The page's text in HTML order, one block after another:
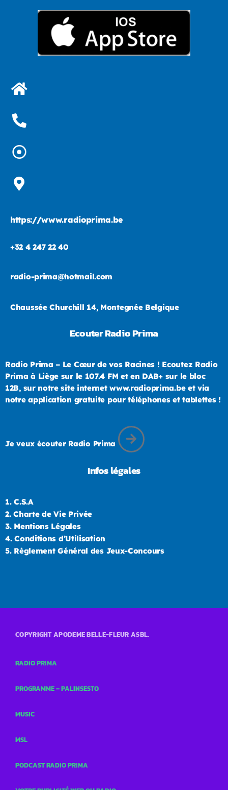
https://www.radioprima.be
+32 4 247 22 40
radio-prima@hotmail.com
Chaussée Churchill 14, Montegnée Belgique
Ecouter Radio Prima
Radio Prima – Le Cœur de vos Racines ! Ecoutez Radio
Prima à Liège sur le 107.4 FM et en DAB+ sur le bloc
12B, sur notre site internet www.radioprima.be et via
notre application gratuite pour téléphones et tablettes !
Je veux écouter Radio Prima
Infos légales
1. C.S.A
2. Charte de Vie Privée
3. Mentions Légales
4. Conditions d’Utilisation
5. Règlement Général des Jeux-Concours
COPYRIGHT APODEME BELLE-FLEUR ASBL.
RADIO PRIMA
PROGRAMME – PALINSESTO
MUSIC
MSL
PODCAST RADIO PRIMA